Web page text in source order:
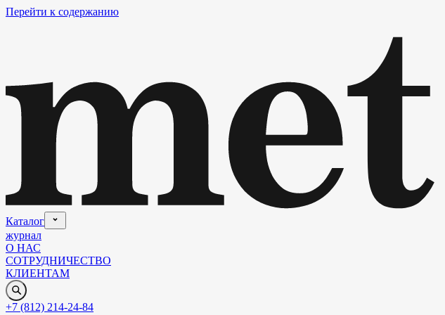
Перейти к содержанию
Каталог
журнал
О НАС
СОТРУДНИЧЕСТВО
КЛИЕНТАМ
+7 (812) 214-24-84